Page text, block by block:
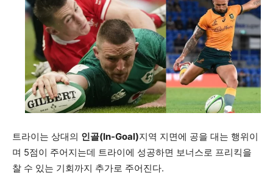
트라이는 상대의 인골(In-Goal)지역 지면에 공을 대는 행위이
며 5점이 주어지는데 트라이에 성공하면 보너스로 프리킥을
찰 수 있는 기회까지 추가로 주어진다.